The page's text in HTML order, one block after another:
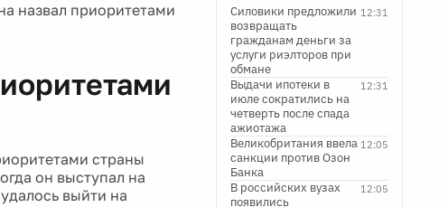
назвал приоритетами
страны
он выступал на
выйти на
12:31
Силовики предложили
возвращать
гражданам деньги за
услуги риэлторов при
обмане
12:31
Выдачи ипотеки в
июле сократились на
четверть после спада
ажиотажа
12:05
Великобритания ввела
санкции против Озон
Банка
12:05
В российских вузах
появились